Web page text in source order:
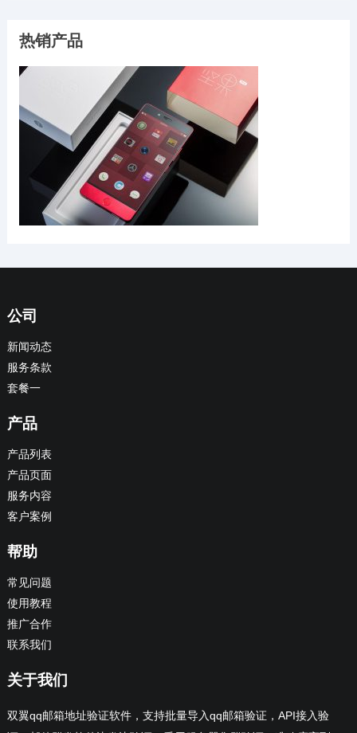
热销产品
公司
新闻动态
服务条款
套餐一
产品
产品列表
产品页面
服务内容
客户案例
帮助
常见问题
使用教程
推广合作
联系我们
关于我们
双翼qq邮箱地址验证软件，支持批量导入qq邮箱验证，API接入验